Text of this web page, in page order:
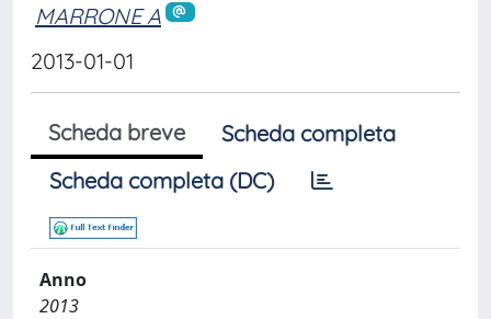
MARRONE A
2013-01-01
Scheda breve
Scheda completa
Scheda completa (DC)
Anno
2013